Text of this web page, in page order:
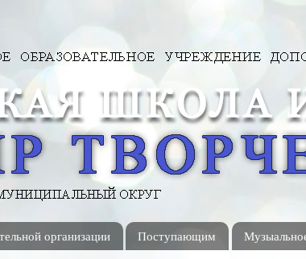
организации Поступающим